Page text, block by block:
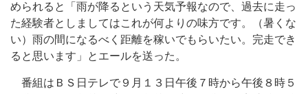
められると「雨が降るという天気予報なので、過去に走っ
た経験者としましてはこれが何よりの味方です。（暑くな
い）雨の間になるべく距離を稼いでもらいたい。完走でき
ると思います」とエールを送った。
番組はＢＳ日テレで９月１３日午後７時から午後８時５